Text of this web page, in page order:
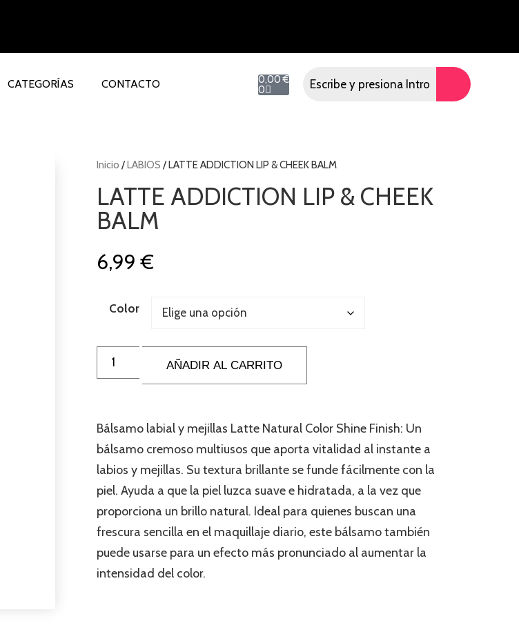
CATEGORÍAS CONTACTO 0,00€
0
Inicio /LABIOS / LATTE ADDICTION LIP & CHEEK BALM
LATTE ADDICTION LIP & CHEEK
BALM
6,99€
Color
AÑADIR AL CARRITO
Bálsamo labial y mejillas Latte Natural Color Shine Finish: Un
bálsamo cremoso multiusos que aporta vitalidad al instante a
labios y mejillas. Su textura brillante se funde fácilmente con la
piel. Ayuda a que la piel luzca suave e hidratada, a la vez que
proporciona un brillo natural. Ideal para quienes buscan una
frescura sencilla en el maquillaje diario, este bálsamo también
puede usarse para un efecto más pronunciado al aumentar la
intensidad del color.